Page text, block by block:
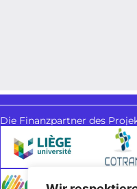
Die Finanzpartner des